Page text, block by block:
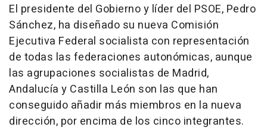
El presidente del Gobierno y líder del PSOE, Pedro
Sánchez, ha diseñado su nueva Comisión
Ejecutiva Federal socialista con representación
de todas las federaciones autonómicas, aunque
las agrupaciones socialistas de Madrid,
Andalucía y Castilla León son las que han
conseguido añadir más miembros en la nueva
dirección, por encima de los cinco integrantes.